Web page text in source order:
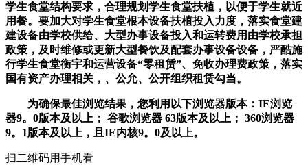
学生食堂结构要求，合理规划学生食堂扶植，以便于学生就近
用餐。要加大对学生食堂根本设备扶植投入力度，落实食堂建
建设备由学校供给、大型办事设备投入和运转费用由学校承担
政策，及时维修或更新大型餐饮及配套办事设备设备，严酷施
行学生食堂衡宇和运营设备“零租赁”、免收办理费政策，落实
国有资产办理相关，、公允、公开组织租赁勾当。
为确保最佳浏览结果，您利用以下浏览器版本：IE浏览
器9。0版本及以上； 谷歌浏览器 63版本及以上； 360浏览器
9。1版本及以上，且IE内核9。0及以上。
扫二维码用手机看